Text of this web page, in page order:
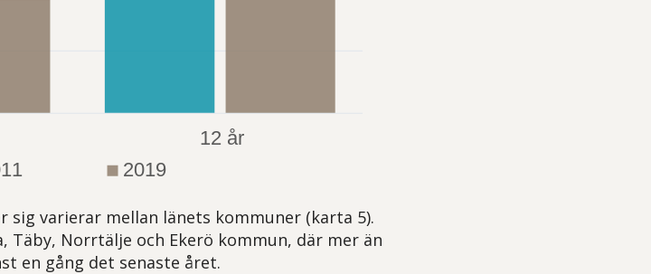
sig varierar mellan länets kommuner (karta 5).
Täby, Norrtälje och Ekerö kommun, där mer än
en gång det senaste året.